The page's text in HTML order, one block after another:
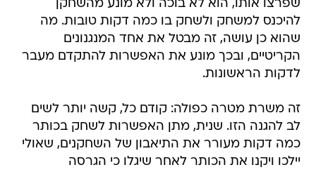
שפרצו אותו, הוא לא בוכה ולא מונע מהשחקן
להיכנס למשחק ולשחק בו כמה דקות טובות. מה
שהוא כן עושה, זה מבטל את אחד המנגנונים
הקריטיים, ובכך מונע את האפשרות להתקדם מעבר
לדקות הראשונות.
זה משרת מטרה כפולה: קודם כל, קשה יותר לשים
לב להגנה הזו. שנית, מתן האפשרות לשחק בכותר
כמה דקות מעורר את התיאבון של השחקנים, שאולי
יילכו ויקנו את הכותר לאחר שיגלו כי הגרסה